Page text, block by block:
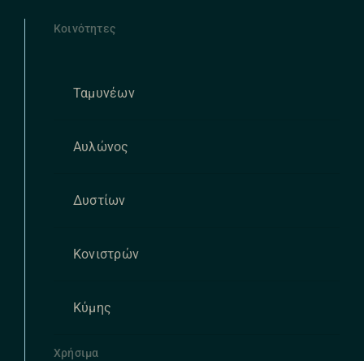
Κοινότητες
Ταμυνέων
Αυλώνος
Δυστίων
Κονιστρών
Κύμης
Χρήσιμα